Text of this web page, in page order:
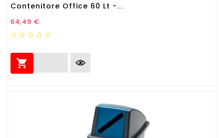
Contenitore Office 60 Lt -...
Prezzo
64,49 €
